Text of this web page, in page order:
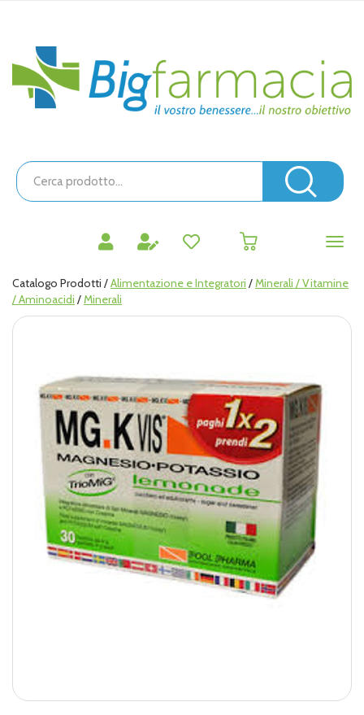
principaleBigfarmacia
Cerca
Prodotto
Catalogo Prodotti /Alimentazione e Integratori /Minerali / Vitamine
/ Aminoacidi /Minerali